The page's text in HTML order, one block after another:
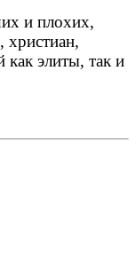
и плохих,
как элиты, так и